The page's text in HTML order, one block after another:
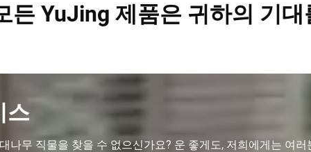
든 YuJing 제품은 귀하의 기
스
나무 직물을 찾을 수 없으신가요? 운 좋게도, 저희에게는 여